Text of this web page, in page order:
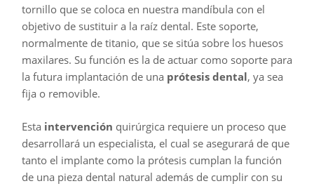
tornillo que se coloca en nuestra mandíbula con el
objetivo de sustituir a la raíz dental. Este soporte,
normalmente de titanio, que se sitúa sobre los huesos
maxilares. Su función es la de actuar como soporte para
la futura implantación de una prótesis dental, ya sea
fija o removible.
Esta intervención quirúrgica requiere un proceso que
desarrollará un especialista, el cual se asegurará de que
tanto el implante como la prótesis cumplan la función
de una pieza dental natural además de cumplir con su